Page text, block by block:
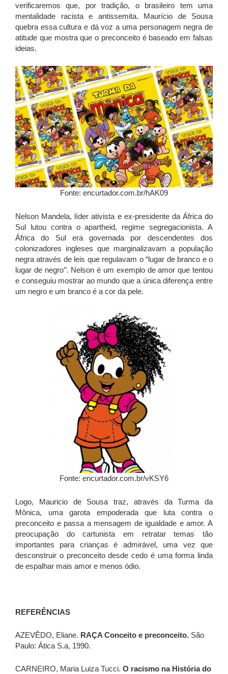
verificaremos que, por tradição, o brasileiro tem uma
mentalidade racista e antissemita. Maurício de Sousa
quebra essa cultura e dá voz a uma personagem negra de
atitude que mostra que o preconceito é baseado em falsas
ideias.
Fonte: encurtador.com.br/hAK09
Nelson Mandela, líder ativista e ex-presidente da África do
Sul lutou contra o apartheid, regime segregacionista. A
África do Sul era governada por descendentes dos
colonizadores ingleses que marginalizavam a população
negra através de leis que regulavam o “lugar de branco e o
lugar de negro’’. Nelson é um exemplo de amor que tentou
e conseguiu mostrar ao mundo que a única diferença entre
um negro e um branco é a cor da pele.
Fonte: encurtador.com.br/vKSY6
Logo, Mauricio de Sousa traz, através da Turma da
Mônica, uma garota empoderada que luta contra o
preconceito e passa a mensagem de igualdade e amor. A
preocupação do cartunista em retratar temas tão
importantes para crianças é admirável, uma vez que
desconstruir o preconceito desde cedo é uma forma linda
de espalhar mais amor e menos ódio.
REFERÊNCIAS
AZEVÊDO, Eliane. RAÇA Conceito e preconceito. São
Paulo: Ática S.a, 1990.
CARNEIRO, Maria Luiza Tucci. O racismo na História do